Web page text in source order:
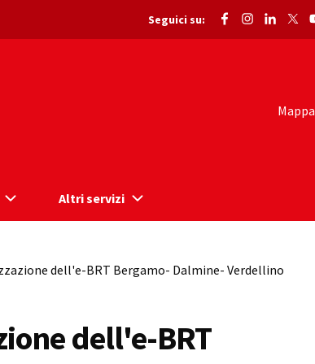
Seguici su:
Mappa
Altri servizi
dell'e-BRT Bergamo- Dalmine- Verdellino
dell'e-BRT